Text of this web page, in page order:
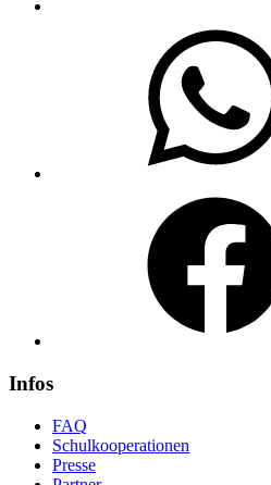
Infos
FAQ
Schulkooperationen
Presse